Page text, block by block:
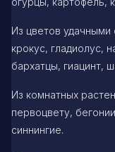
Из цветов удачными
крокус, гладиолус,
бархатцы, гиацинт,
Из комнатных
первоцвету,
синнингие.